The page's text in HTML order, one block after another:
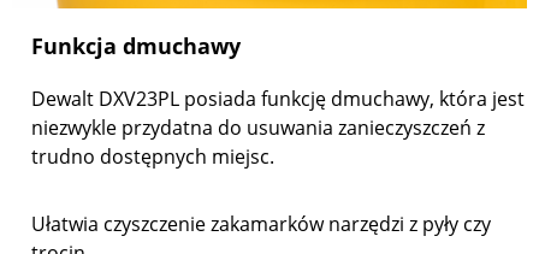
Funkcja dmuchawy
Dewalt DXV23PL posiada funkcję dmuchawy, która jest
niezwykle przydatna do usuwania zanieczyszczeń z
trudno dostępnych miejsc.
Ułatwia czyszczenie zakamarków narzędzi z pyły czy